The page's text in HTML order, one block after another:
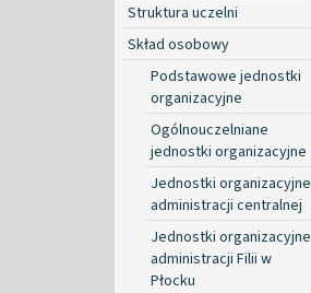
Struktura uczelni
Skład osobowy
Podstawowe jednostki
organizacyjne
Ogólnouczelniane
jednostki organizacyjne
Jednostki organizacyjne
administracji centralnej
Jednostki organizacyjne
administracji Filii w
Płocku